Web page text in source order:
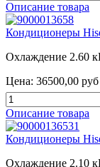
Описание товара
Кондиционеры
Охлаждение 2.60
Цена: 36500,00 руб
Описание товара
Кондиционеры
Охлаждение 2.10